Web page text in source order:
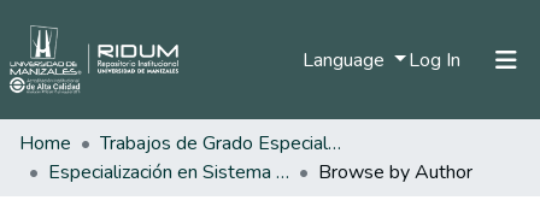
Language Log In (current)
Home
Trabajos de Grado Especializaciones
Especialización en Sistema de Información Geográfica
Browse by Author